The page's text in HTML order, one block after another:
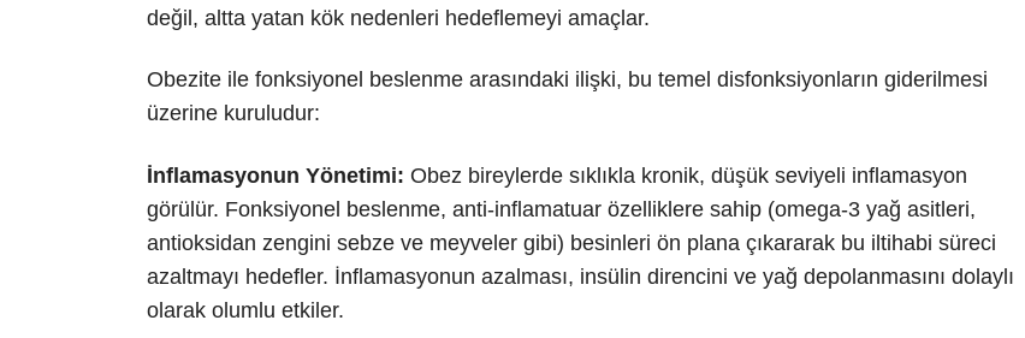
değil, altta yatan kök nedenleri hedeflemeyi amaçlar.
Obezite ile fonksiyonel beslenme arasındaki ilişki, bu temel disfonksiyonların giderilmesi
üzerine kuruludur:
İnflamasyonun Yönetimi: Obez bireylerde sıklıkla kronik, düşük seviyeli inflamasyon
görülür. Fonksiyonel beslenme, anti-inflamatuar özelliklere sahip (omega-3 yağ asitleri,
antioksidan zengini sebze ve meyveler gibi) besinleri ön plana çıkararak bu iltihabi süreci
azaltmayı hedefler. İnflamasyonun azalması, insülin direncini ve yağ depolanmasını dolaylı
olarak olumlu etkiler.